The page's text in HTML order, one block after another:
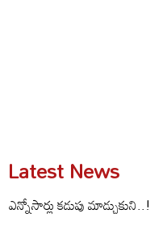
Latest News
ఎన్నోసార్లు కడుపు మాడ్చుకుని..!